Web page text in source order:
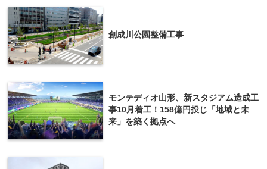
創成川公園整備工事
モンテディオ山形、新スタジアム造成工
事10月着工！158億円投じ「地域と未
来」を築く拠点へ